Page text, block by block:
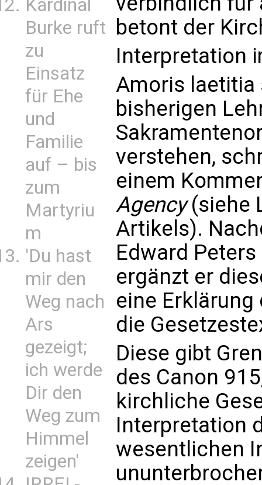
Kardinal
Burke ruft
zu
Einsatz
für Ehe
und
Familie
auf – bis
zum
Martyriu
m
'Du hast
mir den
Weg nach
Ars
gezeigt;
ich werde
Dir den
Weg zum
Himmel
zeigen'
betont der
Interpretation
Amoris laetitia
bisherigen
verstehen,
einem
Agency(siehe
Artikels).
Edward
ergänzt er
eine
die
Diese gibt
des Canon
kirchliche
Interpretation
wesentlichen